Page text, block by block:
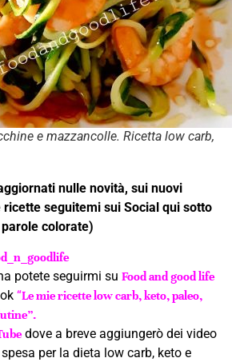
e mazzancolle. Ricetta low carb,
nulle novità, sui nuovi
seguitemi sui Social qui sotto
colorate)
potete seguirmi su Food and good life
“Le mie ricette low carb, keto, paleo,
dove a breve aggiungerò dei video
per la dieta low carb, keto e